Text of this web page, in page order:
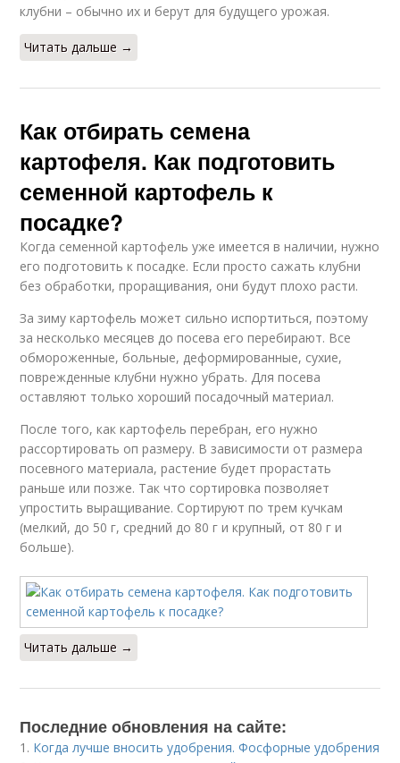
клубни – обычно их и берут для будущего урожая.
Читать дальше →
Как отбирать семена
картофеля. Как подготовить
семенной картофель к
посадке?
Когда семенной картофель уже имеется в наличии, нужно
его подготовить к посадке. Если просто сажать клубни
без обработки, проращивания, они будут плохо расти.
За зиму картофель может сильно испортиться, поэтому
за несколько месяцев до посева его перебирают. Все
обмороженные, больные, деформированные, сухие,
поврежденные клубни нужно убрать. Для посева
оставляют только хороший посадочный материал.
После того, как картофель перебран, его нужно
рассортировать оп размеру. В зависимости от размера
посевного материала, растение будет прорастать
раньше или позже. Так что сортировка позволяет
упростить выращивание. Сортируют по трем кучкам
(мелкий, до 50 г, средний до 80 г и крупный, от 80 г и
больше).
Читать дальше →
Последние обновления на сайте:
1. Когда лучше вносить удобрения. Фосфорные удобрения